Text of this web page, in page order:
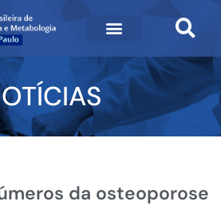
da osteoporose